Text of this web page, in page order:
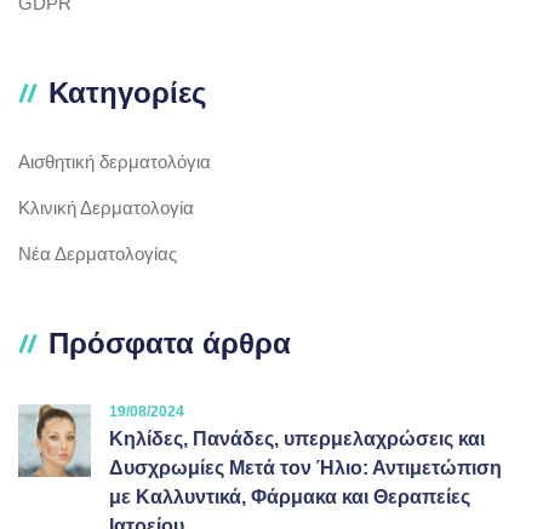
Κατηγορίες
Αισθητική δερματολόγια
Κλινική Δερματολογία
Νέα Δερματολογίας
Πρόσφατα άρθρα
19/08/2024
Κηλίδες, Πανάδες, υπερμελαχρώσεις και
Δυσχρωμίες Μετά τον Ήλιο: Αντιμετώπιση
με Καλλυντικά, Φάρμακα και Θεραπείες